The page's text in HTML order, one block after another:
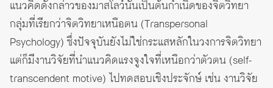
แนวคิดดังกล่าวของมาสโลว์นั้นเป็นต้นกำเนิดของจิตวิทยา
กลุ่มที่เรียกว่าจิตวิทยาเหนือตน (Transpersonal
Psychology) ซึ่งปัจจุบันยังไม่ใช่กระแสหลักในวงการจิตวิทยา
แต่ก็มีงานวิจัยที่นำแนวคิดแรงจูงใจที่เหนือกว่าตัวตน (self-
transcendent motive) ไปทดสอบเชิงประจักษ์ เช่น งานวิจัย